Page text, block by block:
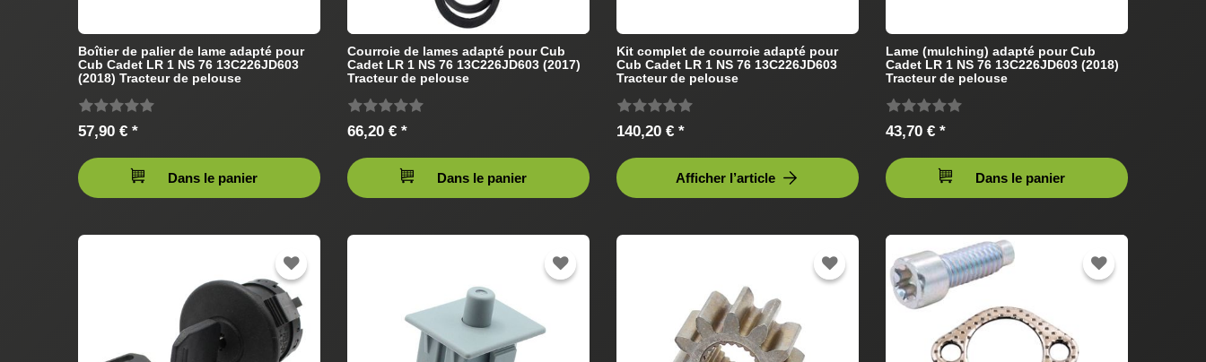
Boîtier de palier de lame adapté pour
Cub Cadet LR 1 NS 76 13C226JD603
(2018) Tracteur de pelouse
57,90 € *
Dans le panier
Courroie de lames adapté pour Cub
Cadet LR 1 NS 76 13C226JD603 (2017)
Tracteur de pelouse
66,20 € *
Dans le panier
Kit complet de courroie adapté pour
Cub Cadet LR 1 NS 76 13C226JD603
Tracteur de pelouse
140,20 € *
Afficher l’article
Lame (mulching) adapté pour Cub
Cadet LR 1 NS 76 13C226JD603 (2018)
Tracteur de pelouse
43,70 € *
Dans le panier